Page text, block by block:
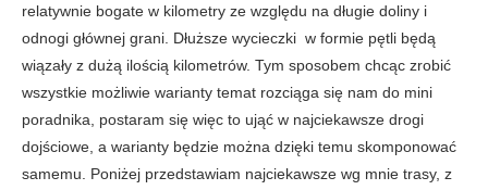
relatywnie bogate w kilometry ze względu na długie doliny i
odnogi głównej grani. Dłuższe wycieczki w formie pętli będą
wiązały z dużą ilością kilometrów. Tym sposobem chcąc zrobić
wszystkie możliwie warianty temat rozciąga się nam do mini
poradnika, postaram się więc to ująć w najciekawsze drogi
dojściowe, a warianty będzie można dzięki temu skomponować
samemu. Poniżej przedstawiam najciekawsze wg mnie trasy, z